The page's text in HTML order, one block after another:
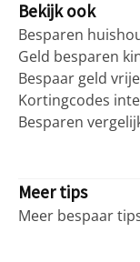
Bekijk ook
Besparen
Geld besparen
Bespaar geld
Kortingcodes
Besparen
Meer tips
Meer bespaar